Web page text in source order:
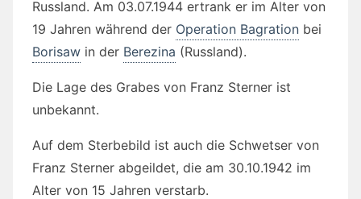
Russland. Am 03.07.1944 ertrank er im Alter von
19 Jahren während der Operation Bagration bei
Borisaw in der Berezina (Russland).
Die Lage des Grabes von Franz Sterner ist
unbekannt.
Auf dem Sterbebild ist auch die Schwetser von
Franz Sterner abgeildet, die am 30.10.1942 im
Alter von 15 Jahren verstarb.